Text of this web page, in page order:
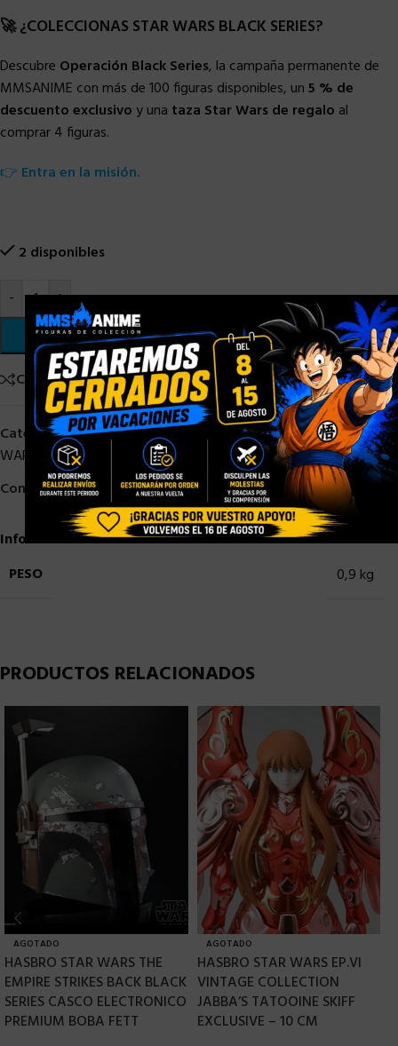
🚀 ¿COLECCIONAS STAR WARS BLACK SERIES?
Descubre Operación Black Series, la campaña permanente de
MMSANIME con más de 100 figuras disponibles, un5 % de
descuento exclusivo y una taza Star Wars de regalo al
comprar 4 figuras.
👉 Entra en la misión.
2 disponibles
-
+
AÑADIR AL CARRITO
Comparar Añadir a la lista de deseos
Categorías:Black Series Star Wars HASBRO,HASBRO STAR
WARS
HASBRO STOCK STAR WARS
STOCK/DISPONIBLE
Compartir:
Información adicional
PESO
0,9 kg
PRODUCTOS RELACIONADOS
AGOTADO
HASBRO STAR WARS THE
EMPIRE STRIKES BACK BLACK
SERIES CASCO ELECTRONICO
PREMIUM BOBA FETT
AGOTADO
HASBRO STAR WARS EP.VI
VINTAGE COLLECTION
JABBA’S TATOOINE SKIFF
EXCLUSIVE – 10 CM
×